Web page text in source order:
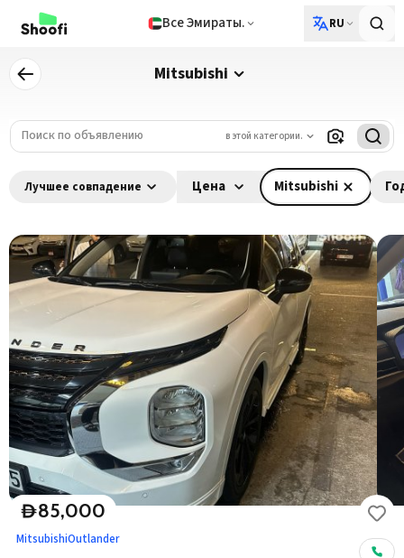
Все Эмираты. RU
Mitsubishi
в этой категории.
Лучшее совпадение Цена Mitsubishi
D85,000
MitsubishiOutlander